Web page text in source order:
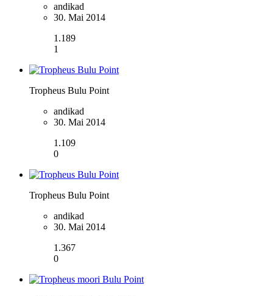
andikad
30. Mai 2014
1.189
1
Tropheus Bulu Point
andikad
30. Mai 2014
1.109
0
Tropheus Bulu Point
andikad
30. Mai 2014
1.367
0